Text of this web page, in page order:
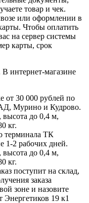
товар и чек.
или оформлении в
Чтобы оплатить
на сервер системы
карты, срок
В интернет-магазине
от 30 000 рублей по
Мурино и Кудрово.
высота до 0,4 м,
кг.
терминала ТК
2 рабочих дней.
высота до 0,4 м,
кг.
поступит на склад,
заказа
зоне и назовите
Энергетиков 19 к1